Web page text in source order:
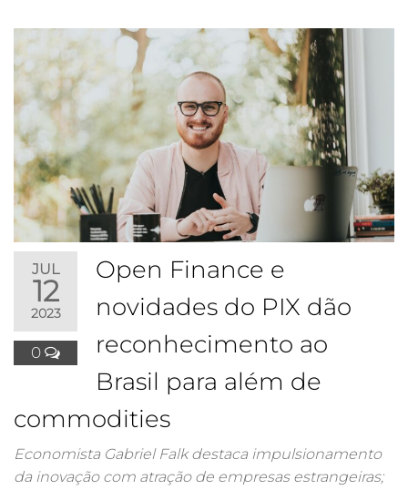
JUL
12
2023
0
Open Finance e
novidades do PIX dão
reconhecimento ao
Brasil para além de
commodities
Economista Gabriel Falk destaca impulsionamento
da inovação com atração de empresas estrangeiras;